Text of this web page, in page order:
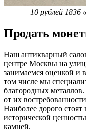
10 рублей 1836
Продать
Наш антикварный
центре Москвы на
занимаемся оценкой и
том числе мы
благородных
от их
Наиболее дорого
исторической
камней.